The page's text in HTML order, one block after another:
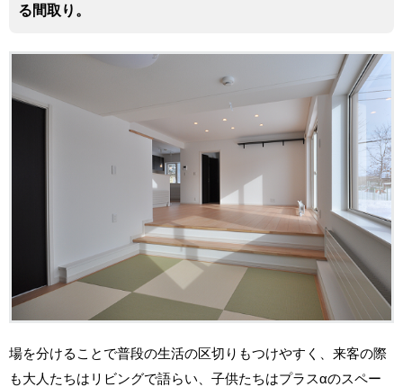
る間取り。
場を分けることで普段の生活の区切りもつけやすく、来客の際
も大人たちはリビングで語らい、子供たちはプラスαのスペー